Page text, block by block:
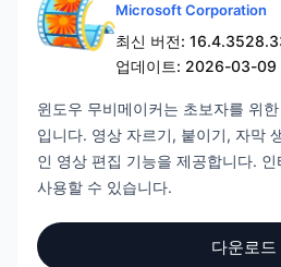
Microsoft Corporation
최신 버전:
업데이트: 2026-03-09
윈도우 무비메이커는 초보자를 위
입니다. 영상 자르기, 붙이기, 자막
인 영상 편집 기능을 제공합니다.
사용할 수 있습니다.
다운로드